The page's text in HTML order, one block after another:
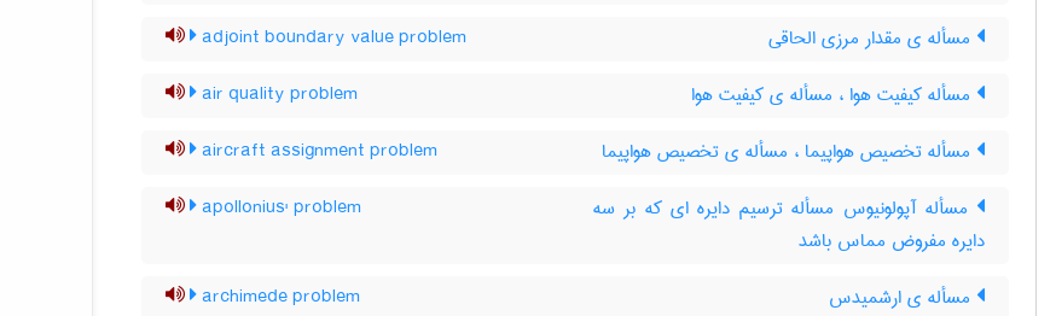
مسأله ی مقدار مرزی الحاقی adjoint boundary value problem
مسأله کیفیت هوا ، مسأله ی کیفیت هوا air quality problem
مسأله تخصیص هواپیما ، مسأله ی تخصیص هواپیما aircraft assignment problem
مسأله آپولونیوس مسأله ترسیم دایره ای که بر سه
دایره مفروض مماس باشد
apollonius' problem
مسأله ی ارشمیدس archimede problem